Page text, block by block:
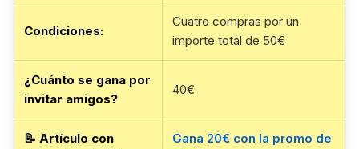
Condiciones:
Cuatro compras por un
importe total de 50€
¿Cuánto se gana por
invitar amigos?
40€
📝 Artículo con
Gana 20€ con la promo de